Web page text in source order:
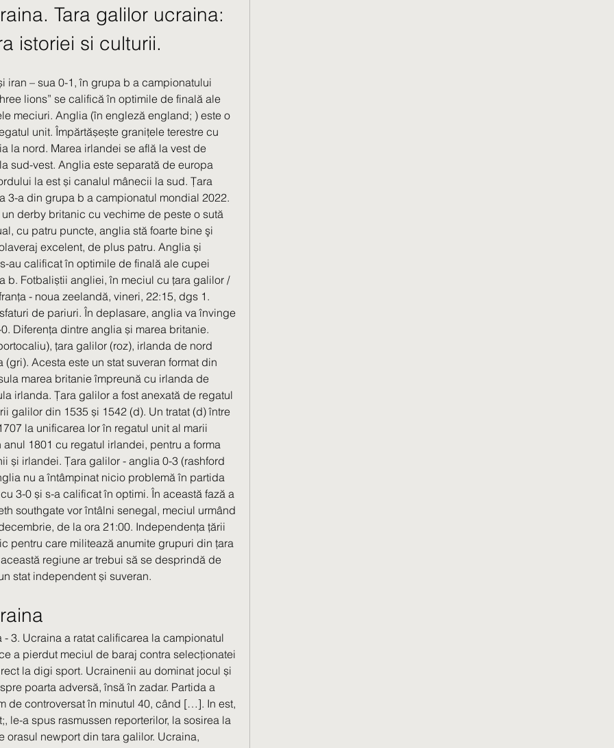
Tara galilor ucraina:
istoriei si culturii.
iran – sua 0-1, în grupa b a campionatului
lions” se califică în optimile de finală ale
meciuri. Anglia (în engleză england; ) este o
unit. Împărtășește granițele terestre cu
la nord. Marea irlandei se află la vest de
sud-vest. Anglia este separată de europa
la est și canalul mânecii la sud. Țara
3-a din grupa b a campionatul mondial 2022.
derby britanic cu vechime de peste o sută
cu patru puncte, anglia stă foarte bine şi
excelent, de plus patru. Anglia și
au calificat în optimile de finală ale cupei
b. Fotbaliștii angliei, în meciul cu țara galilor /
- noua zeelandă, vineri, 22:15, dgs 1.
de pariuri. În deplasare, anglia va învinge
Diferența dintre anglia și marea britanie.
țara galilor (roz), irlanda de nord
Acesta este un stat suveran format din
marea britanie împreună cu irlanda de
irlanda. Țara galilor a fost anexată de regatul
galilor din 1535 și 1542 ⁠(d). Un tratat ⁠(d) între
la unificarea lor în regatul unit al marii
1801 cu regatul irlandei, pentru a forma
și irlandei. Țara galilor - anglia 0-3 (rashford
nu a întâmpinat nicio problemă în partida
3-0 și s-a calificat în optimi. În această fază a
southgate vor întâlni senegal, meciul urmând
de la ora 21:00. Independența țării
pentru care militează anumite grupuri din țara
regiune ar trebui să se desprindă de
stat independent și suveran.
a pierdut meciul de baraj contra selecționatei
la digi sport. Ucrainenii au dominat jocul și
poarta adversă, însă în zadar. Partida a
de controversat în minutul 40, când […]. In est,
le-a spus rasmussen reporterilor, la sosirea la
orasul newport din tara galilor. Ucraina,